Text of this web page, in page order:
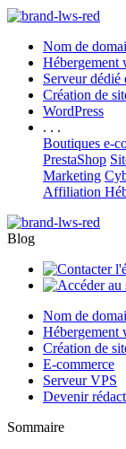
Nom de
Hébergement
Serveur dédié
Création de
WordPress
. . .
Boutiques e-
PrestaShop
Marketing
Affiliation
Blog
Nom de
Hébergement
Création de
E-commerce
Serveur VPS
Devenir
Sommaire